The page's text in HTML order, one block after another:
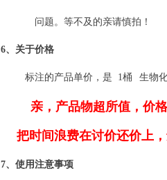
问题。等不及的亲请慎拍！
6、关于价格
标注的产品单价，是 1桶 生物
亲，产品物超所值，价
把时间浪费在讨价还价上
7、使用注意事项